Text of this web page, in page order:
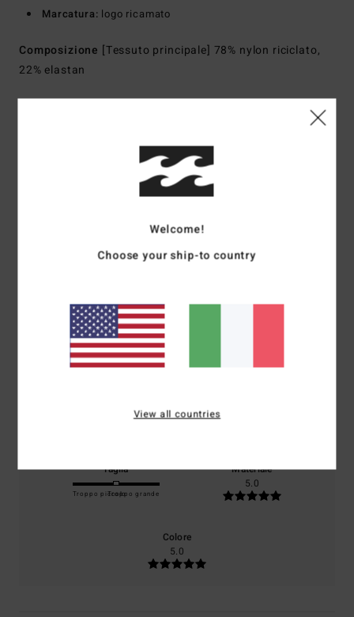
Marcatura: logo ricamato
Composizione [Tessuto principale] 78% nylon riciclato,
22% elastan
Recensioni dei clienti
Punteggio medio
5.0
basato su1 recensioni verificate
Il 0% dei nostri clienti consiglia questo prodotto
Taglia
Troppo piccoloTroppo grande
Materiale
5.0
Colore
5.0
Welcome!
Choose your ship-to country
View all countries